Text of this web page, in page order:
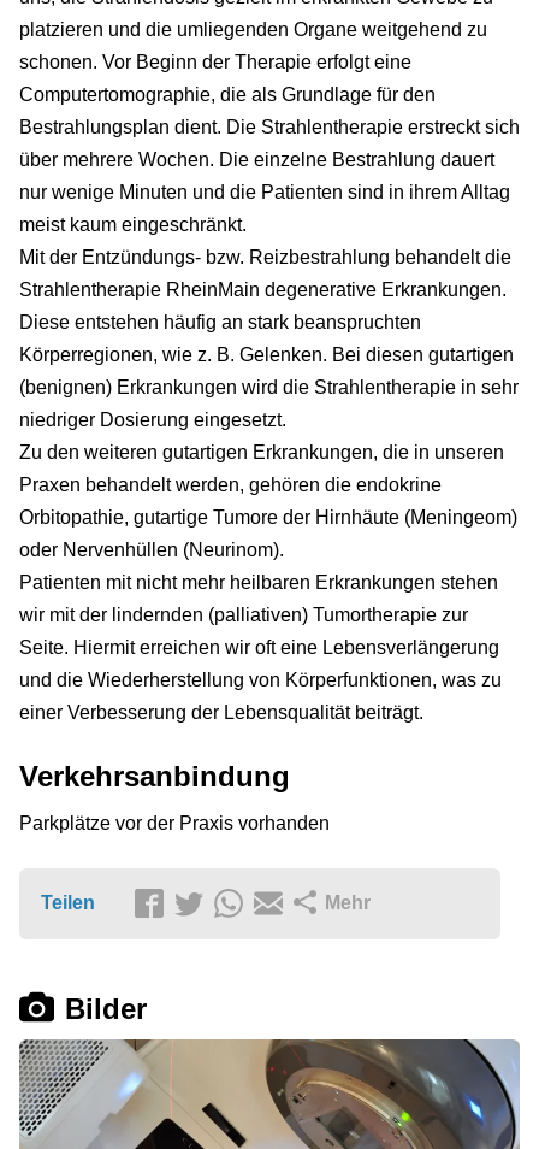
platzieren und die umliegenden Organe weitgehend zu
schonen. Vor Beginn der Therapie erfolgt eine
Computertomographie, die als Grundlage für den
Bestrahlungsplan dient. Die Strahlentherapie erstreckt sich
über mehrere Wochen. Die einzelne Bestrahlung dauert
nur wenige Minuten und die Patienten sind in ihrem Alltag
meist kaum eingeschränkt.
Mit der Entzündungs- bzw. Reizbestrahlung behandelt die
Strahlentherapie RheinMain degenerative Erkrankungen.
Diese entstehen häufig an stark beanspruchten
Körperregionen, wie z. B. Gelenken. Bei diesen gutartigen
(benignen) Erkrankungen wird die Strahlentherapie in sehr
niedriger Dosierung eingesetzt.
Zu den weiteren gutartigen Erkrankungen, die in unseren
Praxen behandelt werden, gehören die endokrine
Orbitopathie, gutartige Tumore der Hirnhäute (Meningeom)
oder Nervenhüllen (Neurinom).
Patienten mit nicht mehr heilbaren Erkrankungen stehen
wir mit der lindernden (palliativen) Tumortherapie zur
Seite. Hiermit erreichen wir oft eine Lebensverlängerung
und die Wiederherstellung von Körperfunktionen, was zu
einer Verbesserung der Lebensqualität beiträgt.
Verkehrsanbindung
Parkplätze vor der Praxis vorhanden
Teilen Mehr
Bilder